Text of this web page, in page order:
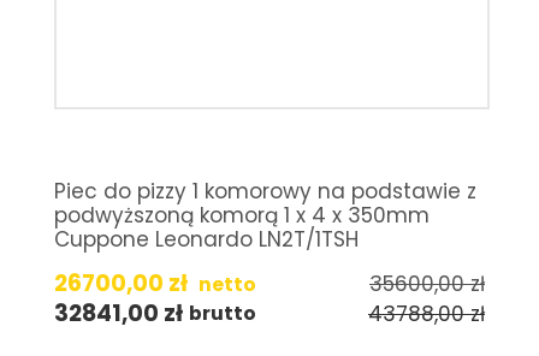
Piec do pizzy 1 komorowy na podstawie z
podwyższoną komorą 1 x 4 x 350mm
Cuppone Leonardo LN2T/1TSH
26700,00 zł netto 35600,00zł
32841,00 zł brutto 43788,00zł